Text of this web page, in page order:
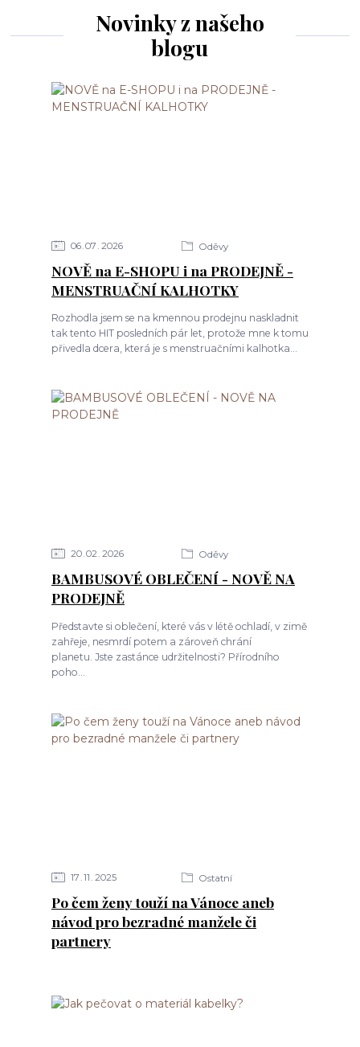
Novinky z našeho
blogu
06 07 2026 Oděvy
NOVĚ na E-SHOPU i na PRODEJNĚ -
MENSTRUAČNÍ KALHOTKY
Rozhodla jsem se na kmennou prodejnu naskladnit
tak tento HIT posledních pár let, protože mne k tomu
přivedla dcera, která je s menstruačními kalhotka...
20 02 2026 Oděvy
BAMBUSOVÉ OBLEČENÍ - NOVĚ NA
PRODEJNĚ
Představte si oblečení, které vás v létě ochladí, v zimě
zahřeje, nesmrdí potem a zároveň chrání
planetu. Jste zastánce udržitelnosti? Přírodního
poho...
17 11 2025 Ostatní
Po čem ženy touží na Vánoce aneb
návod pro bezradné manžele či
partnery